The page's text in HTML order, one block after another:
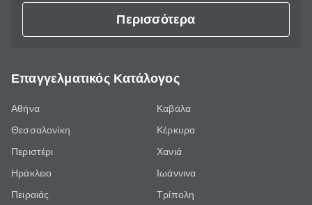
Περισσότερα
Επαγγελματικός Κατάλογος
Αθήνα
Θεσσαλονίκη
Περιστέρι
Ηράκλειο
Πειραιάς
Καβάλα
Κέρκυρα
Χανιά
Ιωάννινα
Τρίπολη